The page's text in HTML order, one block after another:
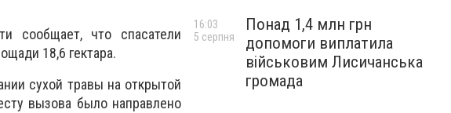
сообщает, что спасатели
18,6 гектара.
сухой травы на открытой
вызова было направлено
Понад 1,4 млн грн
допомоги виплатила
військовим Лисичанська
громада
16:03
5 серпня